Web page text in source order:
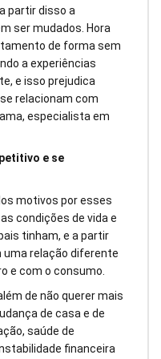
partir disso a
ser mudados. Hora
de forma sem
a experiências
e isso prejudica
relacionam com
especialista em
e se
motivos por esses
condições de vida e
tinham, e a partir
relação diferente
e com o consumo.
de não querer mais
de casa e de
saúde de
financeira